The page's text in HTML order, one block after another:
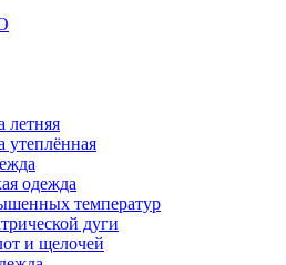
летняя
утеплённая
одежда
температур
дуги
и щелочей